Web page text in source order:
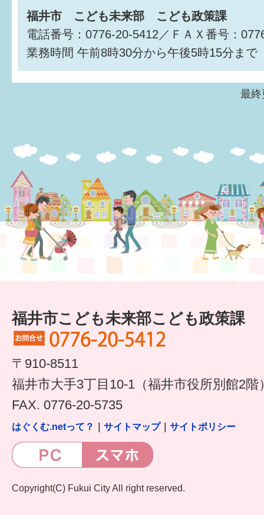
福井市 こども未来部 こども政策課
電話番号：0776-20-5412／ＦＡＸ番号：
業務時間 午前8時30分から午後5時15分まで
最終
福井市こども未来部こども政策課
〒910-8511
福井市大手3丁目10-1（福井市役所別館2階
FAX. 0776-20-5735
はぐくむ.netって？ サイトマップ｜ サイトポリシー
Copyright(C) Fukui City All right reserved.
病気・けが 基本情報
パパもママも子育て